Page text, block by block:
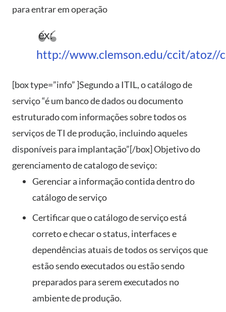
para entrar em operação
ex:
http://www.clemson.edu/ccit/atoz//
[box type=”info” ]Segundo a ITIL, o catálogo de
serviço “é um banco de dados ou documento
estruturado com informações sobre todos os
serviços de TI de produção, incluindo aqueles
disponíveis para implantação”[/box] Objetivo do
gerenciamento de catalogo de seviço:
Gerenciar a informação contida dentro do
catálogo de serviço
Certificar que o catálogo de serviço está
correto e checar o status, interfaces e
dependências atuais de todos os serviços que
estão sendo executados ou estão sendo
preparados para serem executados no
ambiente de produção.